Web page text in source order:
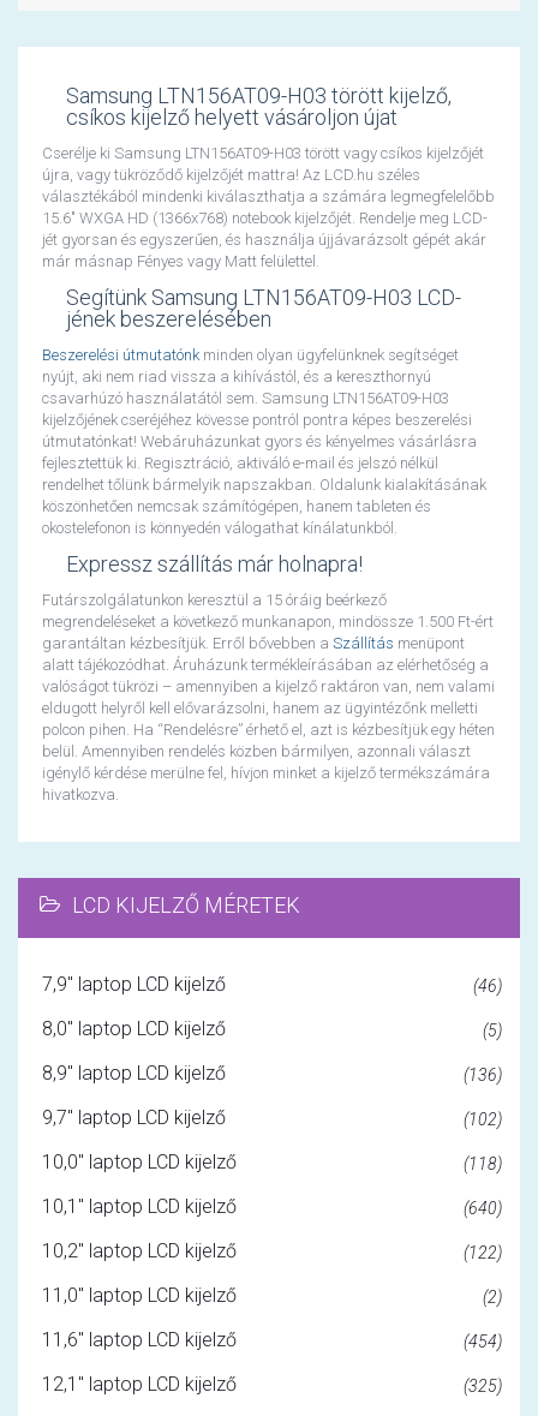
Samsung LTN156AT09-H03 törött kijelző,
csíkos kijelző helyett vásároljon újat
Cserélje ki Samsung LTN156AT09-H03 törött vagy csíkos kijelzőjét
újra, vagy tükröződő kijelzőjét mattra! Az LCD.hu széles
választékából mindenki kiválaszthatja a számára legmegfelelőbb
15.6" WXGA HD (1366x768) notebook kijelzőjét. Rendelje meg LCD-
jét gyorsan és egyszerűen, és használja újjávarázsolt gépét akár
már másnap Fényes vagy Matt felülettel.
Segítünk Samsung LTN156AT09-H03 LCD-
jének beszerelésében
Beszerelési útmutatónkminden olyan ügyfelünknek segítséget
nyújt, aki nem riad vissza a kihívástól, és a kereszthornyú
csavarhúzó használatától sem. Samsung LTN156AT09-H03
kijelzőjének cseréjéhez kövesse pontról pontra képes beszerelési
útmutatónkat! Webáruházunkat gyors és kényelmes vásárlásra
fejlesztettük ki. Regisztráció, aktiváló e-mail és jelszó nélkül
rendelhet tőlünk bármelyik napszakban. Oldalunk kialakításának
köszönhetően nemcsak számítógépen, hanem tableten és
okostelefonon is könnyedén válogathat kínálatunkból.
Expressz szállítás már holnapra!
Futárszolgálatunkon keresztül a 15 óráig beérkező
megrendeléseket a következő munkanapon, mindössze 1.500 Ft-ért
garantáltan kézbesítjük. Erről bővebben a Szállítás menüpont
alatt tájékozódhat. Áruházunk termékleírásában az elérhetőség a
valóságot tükrözi – amennyiben a kijelző raktáron van, nem valami
eldugott helyről kell elővarázsolni, hanem az ügyintézőnk melletti
polcon pihen. Ha “Rendelésre” érhető el, azt is kézbesítjük egy héten
belül. Amennyiben rendelés közben bármilyen, azonnali választ
igénylő kérdése merülne fel, hívjon minket a kijelző termékszámára
hivatkozva.
LCD KIJELZŐ MÉRETEK
7,9" laptop LCD kijelző (46)
8,0" laptop LCD kijelző (5)
8,9" laptop LCD kijelző (136)
9,7" laptop LCD kijelző (102)
10,0" laptop LCD kijelző (118)
10,1" laptop LCD kijelző (640)
10,2" laptop LCD kijelző (122)
11,0" laptop LCD kijelző (2)
11,6" laptop LCD kijelző (454)
12,1" laptop LCD kijelző (325)